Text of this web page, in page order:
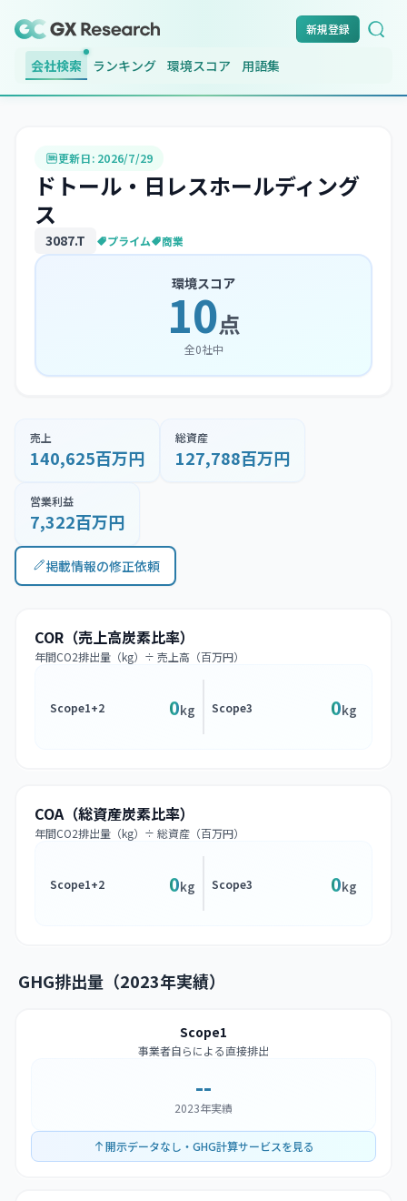
新規登録
会社検索 ランキング 環境スコア 用語集
更新日: 2026/7/29
ドトール・日レスホールディング
ス
3087.T プライム 商業
環境スコア
10点
全0社中
売上
140,625百万円
総資産
127,788百万円
営業利益
7,322百万円
掲載情報の修正依頼
COR（売上高炭素比率）
年間CO2排出量（kg）÷ 売上高（百万円）
Scope1+2 0kg Scope3 0kg
COA（総資産炭素比率）
年間CO2排出量（kg）÷ 総資産（百万円）
Scope1+2 0kg Scope3 0kg
GHG排出量（2023年実績）
Scope1
事業者自らによる直接排出
--
2023年実績
開示データなし・GHG計算サービスを見る